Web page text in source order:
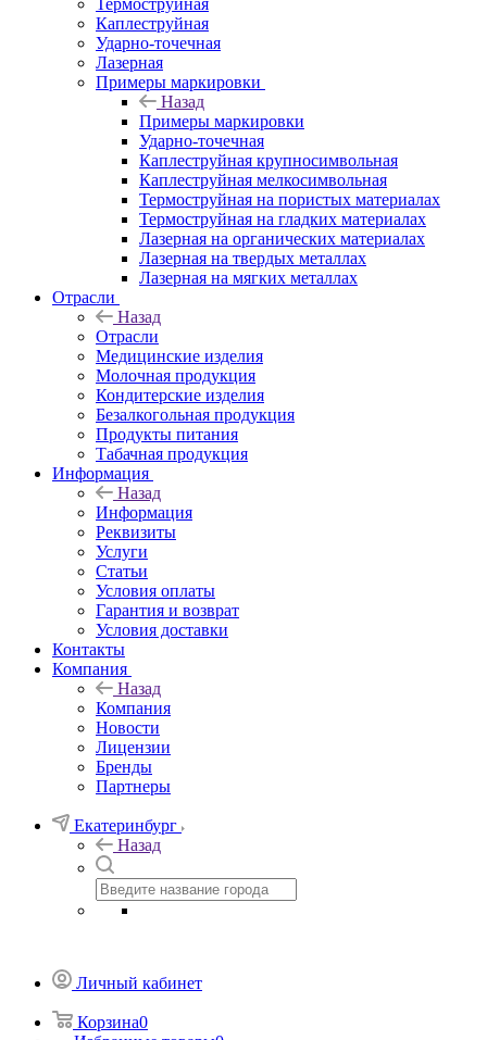
Термоструйная
Каплеструйная
Ударно-точечная
Лазерная
Примеры маркировки
Назад
Примеры маркировки
Ударно-точечная
Каплеструйная крупносимвольная
Каплеструйная мелкосимвольная
Термоструйная на пористых материалах
Термоструйная на гладких материалах
Лазерная на органических материалах
Лазерная на твердых металлах
Лазерная на мягких металлах
Отрасли
Назад
Отрасли
Медицинские изделия
Молочная продукция
Кондитерские изделия
Безалкогольная продукция
Продукты питания
Табачная продукция
Информация
Назад
Информация
Реквизиты
Услуги
Статьи
Условия оплаты
Гарантия и возврат
Условия доставки
Контакты
Компания
Назад
Компания
Новости
Лицензии
Бренды
Партнеры
Екатеринбург
Назад
Личный кабинет
Корзина0